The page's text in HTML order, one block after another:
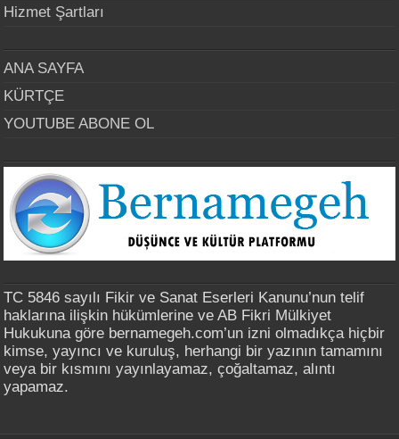
Hizmet Şartları
ANA SAYFA
KÜRTÇE
YOUTUBE ABONE OL
TC 5846 sayılı Fikir ve Sanat Eserleri Kanunu’nun telif
haklarına ilişkin hükümlerine ve AB Fikri Mülkiyet
Hukukuna göre bernamegeh.com’un izni olmadıkça hiçbir
kimse, yayıncı ve kuruluş, herhangi bir yazının tamamını
veya bir kısmını yayınlayamaz, çoğaltamaz, alıntı
yapamaz.